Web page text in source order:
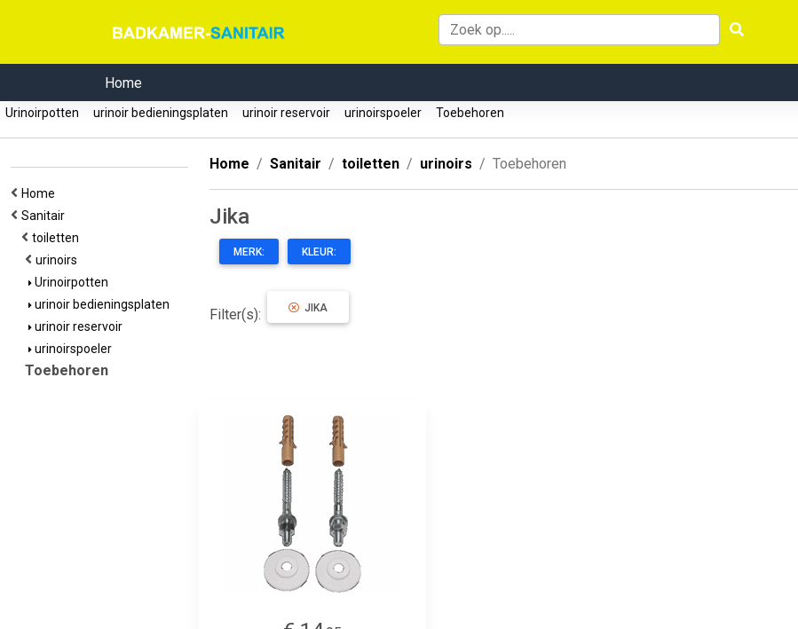
Home
Urinoirpotten urinoir bedieningsplaten urinoir reservoir urinoirspoeler Toebehoren
Home
Sanitair
toiletten
urinoirs
Urinoirpotten
urinoir bedieningsplaten
urinoir reservoir
urinoirspoeler
Toebehoren
Home Sanitair toiletten urinoirs Toebehoren
Jika
MERK: KLEUR:
Filter(s): JIKA